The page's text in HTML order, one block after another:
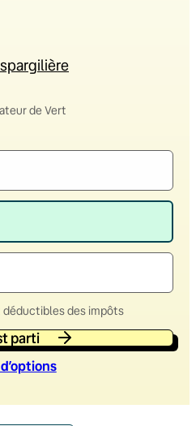
de Vert
déductibles des impôts
parti
s